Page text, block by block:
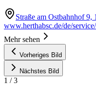
Straße am Ostbahnhof
www.herthabsc.de/de/
Mehr sehen
Vorheriges Bild
Nächstes Bild
1 /3